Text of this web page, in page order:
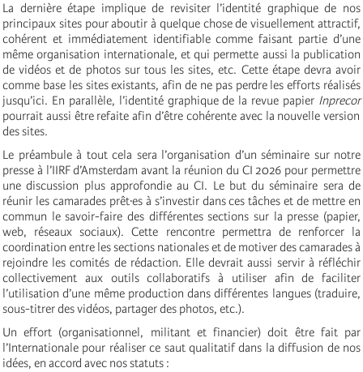
La dernière étape implique de revisiter l’identité graphique de nos
principaux sites pour aboutir à quelque chose de visuellement attractif,
cohérent et immédiatement identifiable comme faisant partie d’une
même organisation internationale, et qui permette aussi la publication
de vidéos et de photos sur tous les sites, etc. Cette étape devra avoir
comme base les sites existants, afin de ne pas perdre les efforts réalisés
jusqu’ici. En parallèle, l’identité graphique de la revue papier Inprecor
pourrait aussi être refaite afin d’être cohérente avec la nouvelle version
des sites.
Le préambule à tout cela sera l’organisation d’un séminaire sur notre
presse à l’IIRF d’Amsterdam avant la réunion du CI 2026 pour permettre
une discussion plus approfondie au CI. Le but du séminaire sera de
réunir les camarades prêt·es à s’investir dans ces tâches et de mettre en
commun le savoir-faire des différentes sections sur la presse (papier,
web, réseaux sociaux). Cette rencontre permettra de renforcer la
coordination entre les sections nationales et de motiver des camarades à
rejoindre les comités de rédaction. Elle devrait aussi servir à réfléchir
collectivement aux outils collaboratifs à utiliser afin de faciliter
l’utilisation d’une même production dans différentes langues (traduire,
sous-titrer des vidéos, partager des photos, etc.).
Un effort (organisationnel, militant et financier) doit être fait par
l’Internationale pour réaliser ce saut qualitatif dans la diffusion de nos
idées, en accord avec nos statuts :